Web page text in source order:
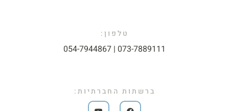
טלפון:
073-7889111 | 054-7944867​
ברשתות החברתיות: